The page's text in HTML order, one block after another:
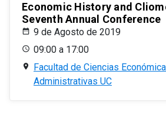
Economic History and
Seventh Annual Conference
9 de Agosto de 2019
09:00 a 17:00
Facultad de Ciencias
Administrativas UC